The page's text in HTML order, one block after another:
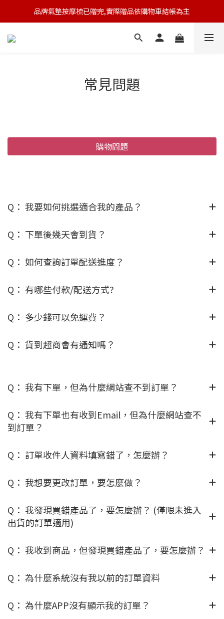
🆕 新會員註冊開卡送9折券 💰
品牌氣墊按摩梳已贈完,實際贈品依購物車結帳為主
🆕 新會員註冊開卡送9折券 💰
常見問題
購物問題
Q： 我要如何挑選適合我的產品？
Q： 下單後幾天會到貨？
Q： 如何查詢訂單配送進度？
Q： 有哪些付款/配送方式?
Q： 多少錢可以免運費？
Q： 貨到超商會有通知嗎？
Q： 我有下單，但為什麼網站查不到訂單？
Q： 我有下單也有收到Email，但為什麼網站查不
到訂單？
Q： 訂單收件人資料填寫錯了，怎麼辦？
Q： 我想要更改訂單，要怎麼做？
Q： 我發現買錯產品了，要怎麼辦？ (僅限未進入
出貨的訂單適用)
Q： 我收到商品，但發現買錯產品了，要怎麼辦？
Q： 為什麼系統沒有我以前的訂單資料
Q： 為什麼APP沒有顯示我的訂單？